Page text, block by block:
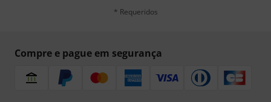
* Requeridos
Compre e pague em segurança